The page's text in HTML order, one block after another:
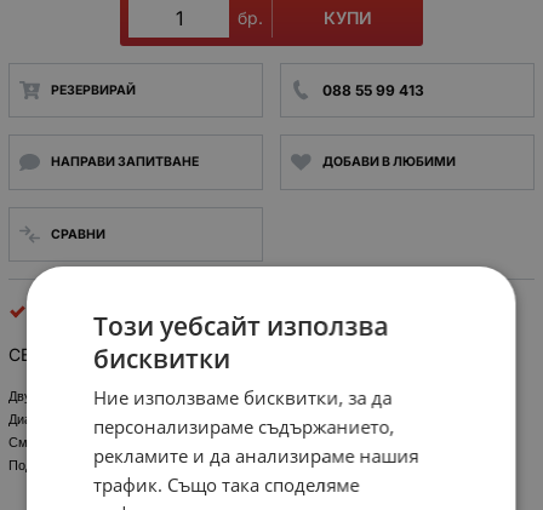
бр. КУПИ
РЕЗЕРВИРАЙ 088 55 99 413
НАПРАВИ ЗАПИТВАНЕ ДОБАВИ В ЛЮБИМИ
СРАВНИ
СВЕТОДИОД 5мм. ДВУЦВЕТЕН червен - зелен
Двуцветен, 2-изводен, кръгъл светодиод;
Диаметър 5mm, цветове - червен/зелен;
Смяна цвета на светене при обръщане на поляритета;
Подходящ за индициране на правилен/неправилен поляритет.
Този уебсайт използва
бисквитки
Ние използваме бисквитки, за да
персонализираме съдържанието,
рекламите и да анализираме нашия
трафик. Също така споделяме